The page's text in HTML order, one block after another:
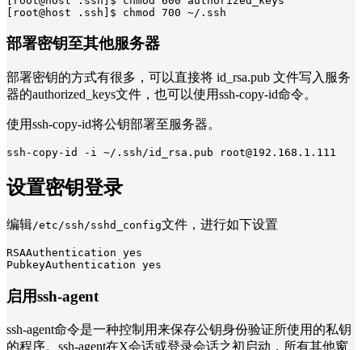
[root@host .ssh]$ chmod 700 ~/.ssh
部署密钥至其他服务器
部署密钥的方式有很多，可以直接将 id_rsa.pub 文件写入服务
器的authorized_keys文件，也可以使用ssh-copy-id命令。
使用ssh-copy-id将公钥部署至服务器。
ssh-copy-id -i ~/.ssh/id_rsa.pub root@192.168.1.111
设置密钥登录
编辑/etc/ssh/sshd_config文件，进行如下设置
RSAAuthentication yes
PubkeyAuthentication yes
启用ssh-agent
ssh-agent命令是一种控制用来保存公钥身份验证所使用的私钥
的程序。ssh-agent在X会话或登录会话之初启动，所有其他窗